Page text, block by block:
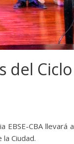
del Ciclo
EBSE-CBA llevará a
Ciudad.